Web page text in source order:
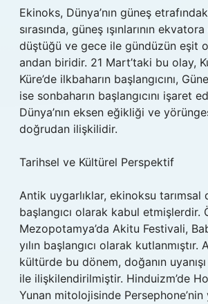
Ekinoks, Dünya’nın güneş
sırasında, güneş ışınlarının
düştüğü ve gece ile gündüzün eşit
andan biridir. 21 Mart’taki bu olay,
Küre’de ilkbaharın başlangıcını,
ise sonbaharın başlangıcını işaret
Dünya’nın eksen eğikliği ve
doğrudan ilişkilidir.
Tarihsel ve Kültürel Perspektif
Antik uygarlıklar, ekinoksu tarımsal
başlangıcı olarak kabul etmişlerdir.
Mezopotamya’da Akitu Festivali,
yılın başlangıcı olarak kutlanmıştır.
kültürde bu dönem, doğanın
ile ilişkilendirilmiştir. Hinduizm’de
Yunan mitolojisinde Persephone’nin